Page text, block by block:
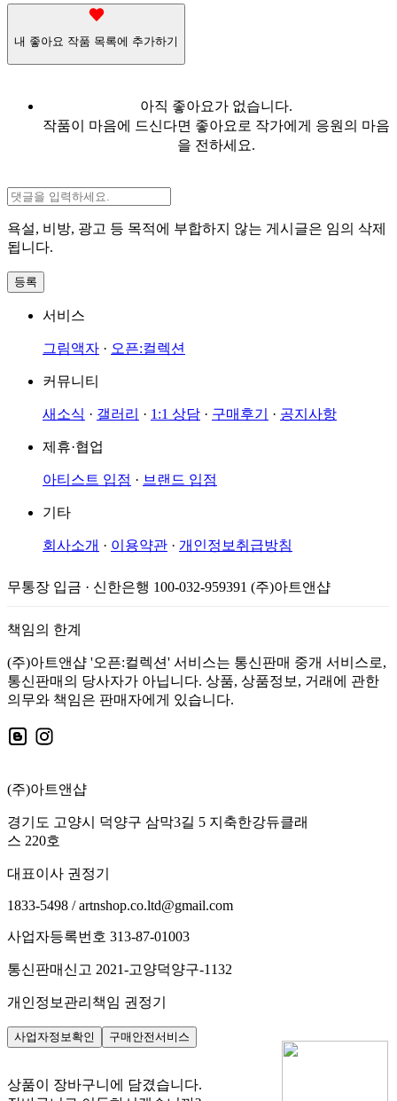
내 좋아요 작품 목록에 추가하기
아직 좋아요가 없습니다.
작품이 마음에 드신다면 좋아요로 작가에게 응원의 마음
을 전하세요.
욕설, 비방, 광고 등 목적에 부합하지 않는 게시글은 임의 삭제
됩니다.
등록
서비스
그림액자 · 오픈:컬렉션
커뮤니티
새소식 · 갤러리 · 1:1 상담 · 구매후기 · 공지사항
제휴·협업
아티스트 입점 · 브랜드 입점
기타
회사소개 · 이용약관 · 개인정보취급방침
무통장 입금 · 신한은행 100-032-959391 (주)아트앤샵
책임의 한계
(주)아트앤샵 '오픈:컬렉션' 서비스는 통신판매 중개 서비스로,
통신판매의 당사자가 아닙니다. 상품, 상품정보, 거래에 관한
의무와 책임은 판매자에게 있습니다.
(주)아트앤샵
경기도 고양시 덕양구 삼막3길 5 지축한강듀클래
스 220호
대표이사 권정기
1833-5498 / artnshop.co.ltd@gmail.com
사업자등록번호 313-87-01003
통신판매신고 2021-고양덕양구-1132
개인정보관리책임 권정기
사업자정보확인 구매안전서비스
상품이 장바구니에 담겼습니다.